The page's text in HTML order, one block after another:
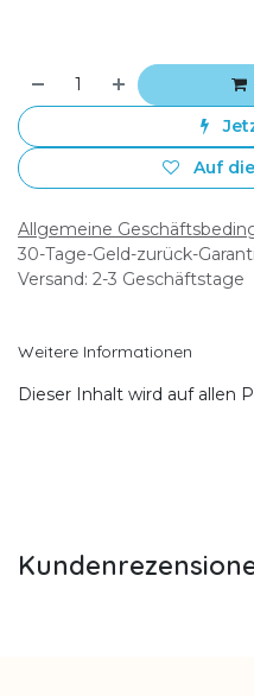
Auf
Allgemeine
30-Tage-Geld-zurück-
Versand: 2-3 Geschäftstage
Weitere Informationen
Dieser Inhalt wird auf allen